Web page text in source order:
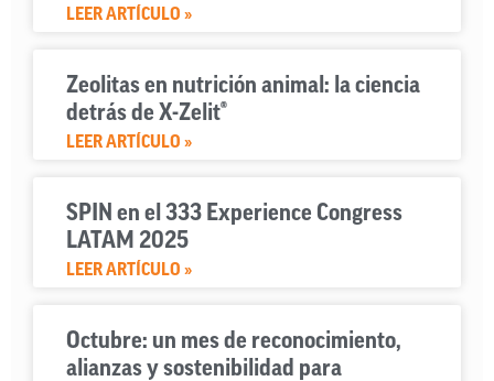
LEER ARTÍCULO »
Zeolitas en nutrición animal: la ciencia
detrás de X-Zelit®
LEER ARTÍCULO »
SPIN en el 333 Experience Congress
LATAM 2025
LEER ARTÍCULO »
Octubre: un mes de reconocimiento,
alianzas y sostenibilidad para